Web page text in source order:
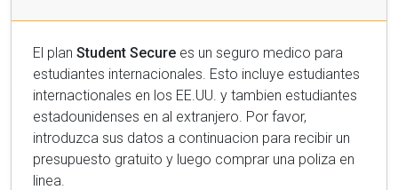
El plan Student Secure es un seguro medico para
estudiantes internacionales. Esto incluye estudiantes
internactionales en los EE.UU. y tambien estudiantes
estadounidenses en al extranjero. Por favor,
introduzca sus datos a continuacion para recibir un
presupuesto gratuito y luego comprar una poliza en
linea.